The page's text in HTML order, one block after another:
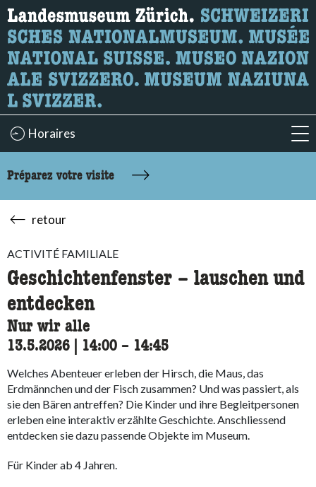
Recherche
Ici, vous pouvez rechercher le contenu de la page.
Horaires
Préparez votre visite
retour
ACTIVITÉ FAMILIALE
Geschichtenfenster – lauschen und
entdecken
Nur wir alle
13.5.2026 14:00 accessibility.time_to
– 14:45
Welches Abenteuer erleben der Hirsch, die Maus, das
Erdmännchen und der Fisch zusammen? Und was passiert, als
sie den Bären antreffen? Die Kinder und ihre Begleitpersonen
erleben eine interaktiv erzählte Geschichte. Anschliessend
entdecken sie dazu passende Objekte im Museum.
Für Kinder ab 4 Jahren.